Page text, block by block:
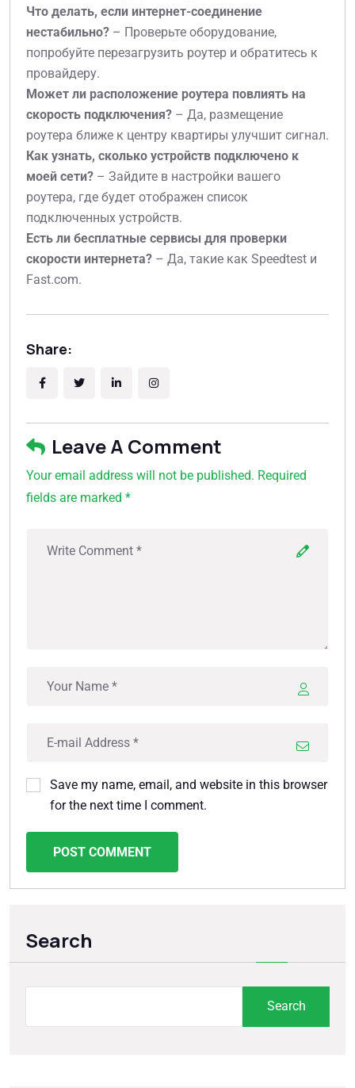
Что делать, если интернет-соединение
нестабильно? – Проверьте оборудование,
попробуйте перезагрузить роутер и обратитесь к
провайдеру.
Может ли расположение роутера повлиять на
скорость подключения? – Да, размещение
роутера ближе к центру квартиры улучшит сигнал.
Как узнать, сколько устройств подключено к
моей сети? – Зайдите в настройки вашего
роутера, где будет отображен список
подключенных устройств.
Есть ли бесплатные сервисы для проверки
скорости интернета? – Да, такие как Speedtest и
Fast.com.
Share:
Leave A Comment
Your email address will not be published. Required
fields are marked *
Save my name, email, and website in this browser
for the next time I comment.
POST COMMENT
Search
Search